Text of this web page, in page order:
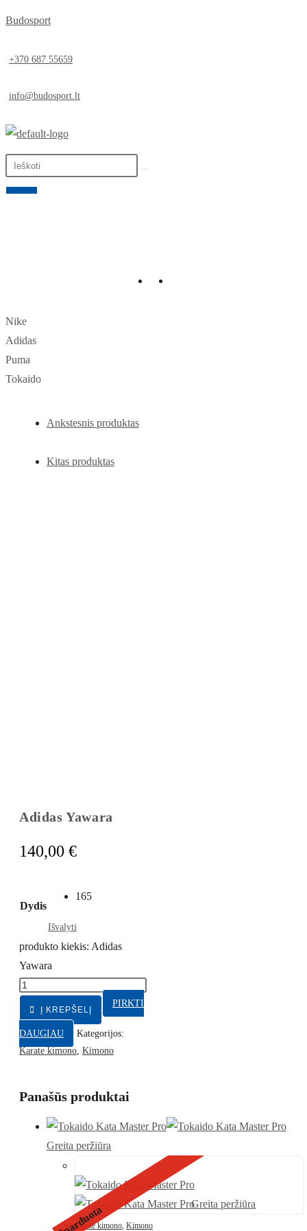
Budosport
+370 687 55659
info@budosport.lt
LT
Nike
Adidas
Puma
Tokaido
Ankstesnis produktas
Kitas produktas
Adidas Yawara
140,00 €
Dydis
165
Išvalyti
produkto kiekis: Adidas
Yawara
Į KREPŠELĮ
PIRKTI
DAUGIAU
Kategorijos:
Karate kimono Kimono
Panašūs produktai
Greita peržiūra
Išparduota Greita peržiūra
Karate kimono, Kimono